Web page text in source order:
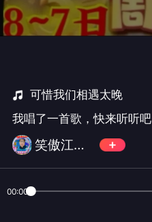
可惜我们相遇太晚
我唱了一首歌，快来听听吧
笑傲江湖《总管》拒币！
00:00